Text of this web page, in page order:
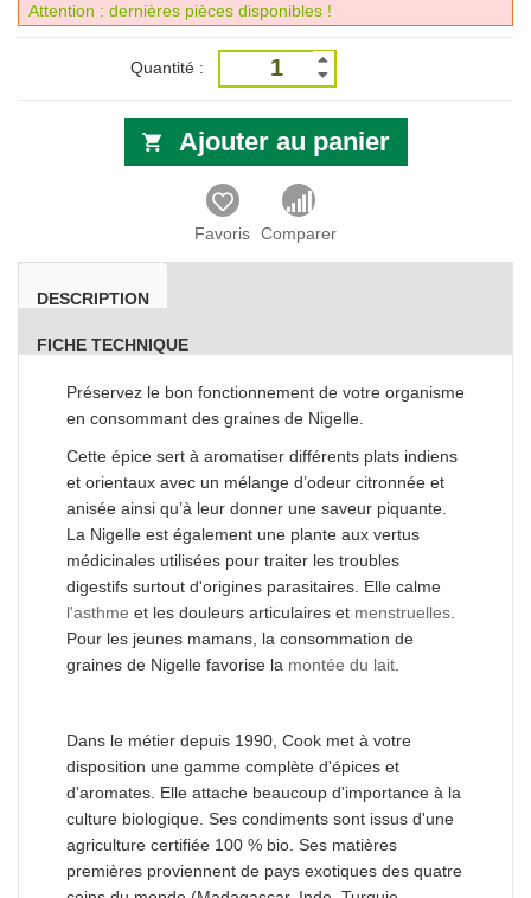
Attention : dernières pièces disponibles !
Quantité :
Ajouter au panier
Favoris Comparer
DESCRIPTION
FICHE TECHNIQUE
Préservez le bon fonctionnement de votre organisme
en consommant des graines de Nigelle.
Cette épice sert à aromatiser différents plats indiens
et orientaux avec un mélange d’odeur citronnée et
anisée ainsi qu’à leur donner une saveur piquante.
La Nigelle est également une plante aux vertus
médicinales utilisées pour traiter les troubles
digestifs surtout d'origines parasitaires. Elle calme
l'asthme et les douleurs articulaires et menstruelles
Pour les jeunes mamans, la consommation de
graines de Nigelle favorise la montée du lait
Dans le métier depuis 1990, Cook met à votre
disposition une gamme complète d'épices et
d'aromates. Elle attache beaucoup d'importance à la
culture biologique. Ses condiments sont issus d'une
agriculture certifiée 100 % bio. Ses matières
premières proviennent de pays exotiques des quatre